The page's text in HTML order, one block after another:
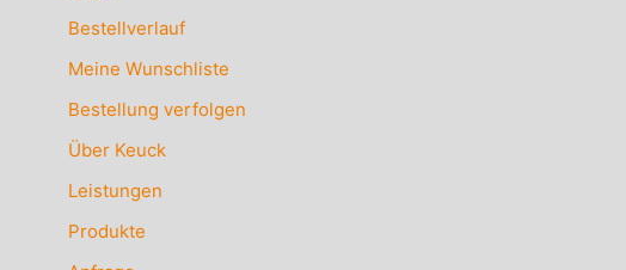
Bestellverlauf
Meine Wunschliste
Bestellung verfolgen
Über Keuck
Leistungen
Produkte